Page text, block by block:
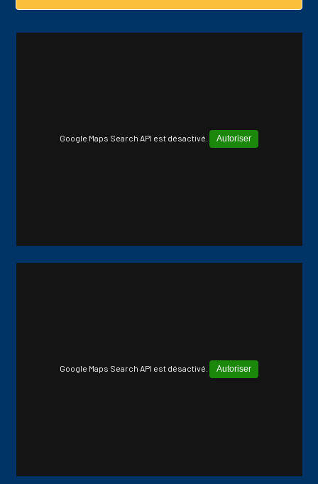
Google Maps Search API est désactivé. Autoriser
Google Maps Search API est désactivé. Autoriser